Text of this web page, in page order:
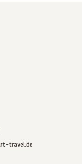
travel.de